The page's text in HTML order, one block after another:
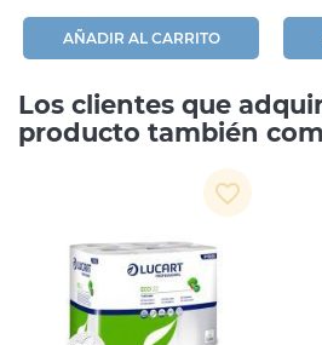
AÑADIR AL CARRITO
Los clientes que
producto también
favorite_border